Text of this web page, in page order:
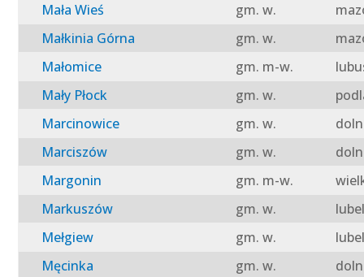
Mała Wieś
gm. w.
Małkinia Górna
gm. w.
Małomice
gm. m-w.
Mały Płock
gm. w.
Marcinowice
gm. w.
Marciszów
gm. w.
Margonin
gm. m-w.
Markuszów
gm. w.
Mełgiew
gm. w.
Męcinka
gm. w.